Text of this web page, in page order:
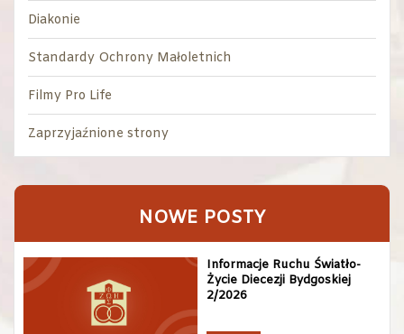
Diakonie
Standardy Ochrony Małoletnich
Filmy Pro Life
Zaprzyjaźnione strony
NOWE POSTY
Informacje Ruchu Światło-
Życie Diecezji Bydgoskiej
2/2026